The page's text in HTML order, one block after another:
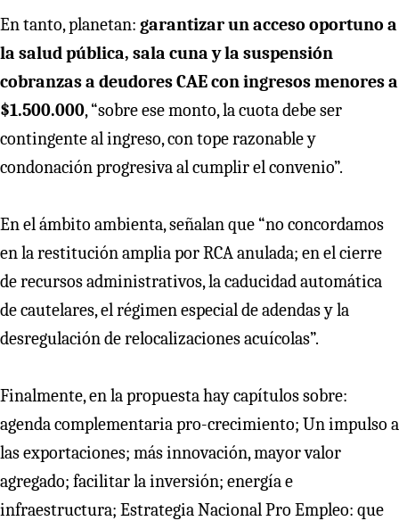
En tanto, planetan: garantizar un acceso oportuno a
la salud pública, sala cuna y la suspensión
cobranzas a deudores CAE con ingresos menores a
$1.500.000, “sobre ese monto, la cuota debe ser
contingente al ingreso, con tope razonable y
condonación progresiva al cumplir el convenio”.
En el ámbito ambienta, señalan que “no concordamos
en la restitución amplia por RCA anulada; en el cierre
de recursos administrativos, la caducidad automática
de cautelares, el régimen especial de adendas y la
desregulación de relocalizaciones acuícolas”.
Finalmente, en la propuesta hay capítulos sobre:
agenda complementaria pro-crecimiento; Un impulso a
las exportaciones; más innovación, mayor valor
agregado; facilitar la inversión; energía e
infraestructura; Estrategia Nacional Pro Empleo: que